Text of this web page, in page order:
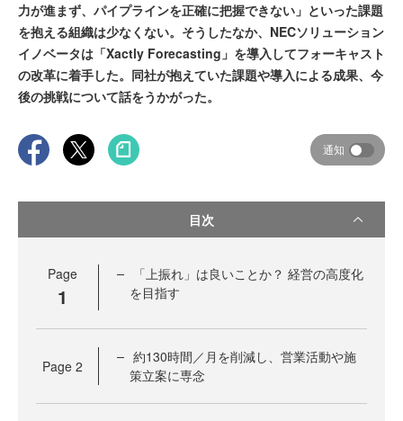
力が進まず、パイプラインを正確に把握できない」といった課題
を抱える組織は少なくない。そうしたなか、NECソリューション
イノベータは「Xactly Forecasting」を導入してフォーキャスト
の改革に着手した。同社が抱えていた課題や導入による成果、今
後の挑戦について話をうかがった。
通知
目次
Page
1
「上振れ」は良いことか？ 経営の高度化
を目指す
Page 2
約130時間／月を削減し、営業活動や施
策立案に専念